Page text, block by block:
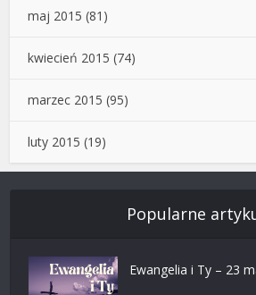
maj 2015 (81)
kwiecień 2015 (74)
marzec 2015 (95)
luty 2015 (19)
Popularne
Ewangelia i Ty – 23